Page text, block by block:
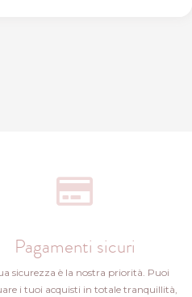
Pagamenti sicuri
sicurezza è la nostra priorità. Puoi
i tuoi acquisti in totale tranquillità,